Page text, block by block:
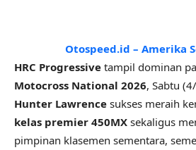
Otospeed.id – Amerika
HRC Progressive tampil dominan
Motocross National 2026, Sabtu
Hunter Lawrence sukses meraih
kelas premier 450MX sekaligus
pimpinan klasemen sementara,